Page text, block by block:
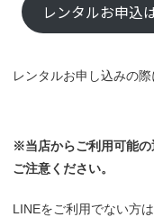
レンタルお申込
レンタルお申し込みの
※当店からご利用可能の
ご注意ください。
LINEをご利用でない方